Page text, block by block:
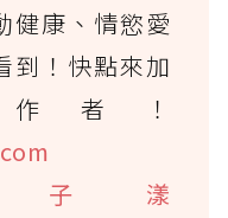
健康、情慾愛
到！快點來加
者！
子漾